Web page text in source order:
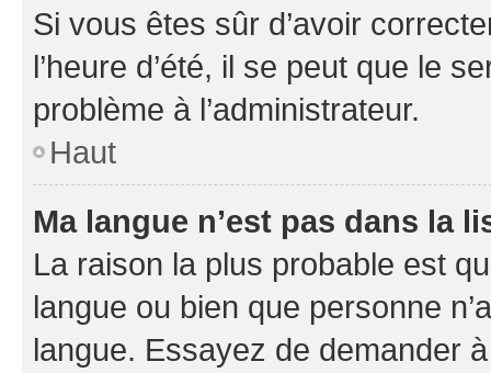
Si vous êtes sûr d’avoir
l’heure d’été, il se peut que le
problème à l’administrateur.
Haut
Ma langue n’est pas dans la
La raison la plus probable est
langue ou bien que personne
langue. Essayez de demander